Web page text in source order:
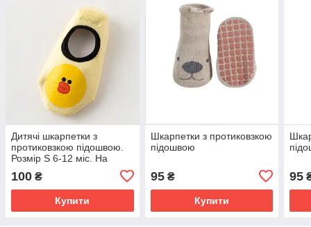
Дитячі шкарпетки з
протиковзкою підошвою.
Розмір S 6-12 міс. На
100 ₴
Купити
Шкарпетки з протиковзкою
підошвою
95₴
Купити
95